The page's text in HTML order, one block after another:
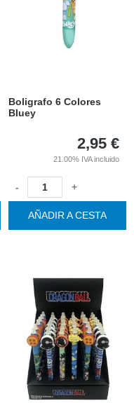
Boligrafo 6 Colores
Bluey
2,95 €
21.00% IVA incluido
- +
AÑADIR A CESTA